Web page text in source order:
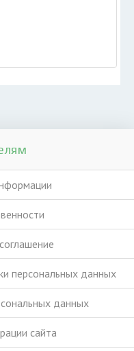
персональных данных
данных
сайта